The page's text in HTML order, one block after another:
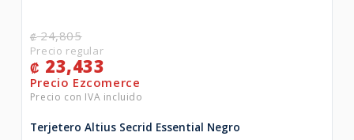
₡24,805
₡ 23,433
Terjetero Altius Secrid Essential Negro